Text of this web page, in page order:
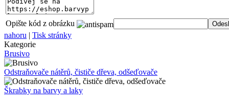
Opište kód z obrázku
nahoru | Tisk stránky
Kategorie
Brusivo
Odstraňovače nátěrů, čističe dřeva, odšeďovače
Škrabky na barvy a laky